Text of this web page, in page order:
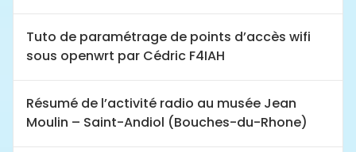
Tuto de paramétrage de points d’accès wifi
sous openwrt par Cédric F4IAH
Résumé de l’activité radio au musée Jean
Moulin – Saint-Andiol (Bouches-du-Rhone)